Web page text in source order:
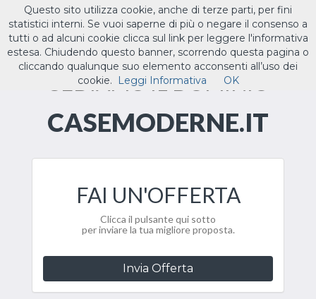
Toggle
ILTUO.IT
CEDIAMO IL DOMINIO
CASEMODERNE.IT
FAI UN'OFFERTA
Clicca il pulsante qui sotto
per inviare la tua migliore proposta.
Invia Offerta
Questo sito utilizza cookie, anche di terze parti, per fini
statistici interni. Se vuoi saperne di più o negare il consenso a
tutti o ad alcuni cookie clicca sul link per leggere l'informativa
estesa. Chiudendo questo banner, scorrendo questa pagina o
cliccando qualunque suo elemento acconsenti all’uso dei
cookie.
Leggi Informativa OK